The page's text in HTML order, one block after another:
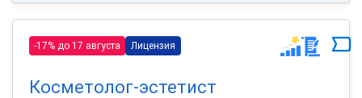
-17% до 17 августа Лицензия
Косметолог-эстетист